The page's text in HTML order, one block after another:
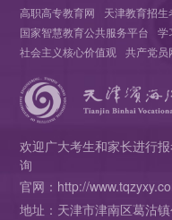
高职高专教育网
天津教育招生
国家智慧教育公共服务平台
学
社会主义核心价值观
共产党员
欢迎广大考生和家长进行
询
官网：http://
地址：天津市津南区葛沽